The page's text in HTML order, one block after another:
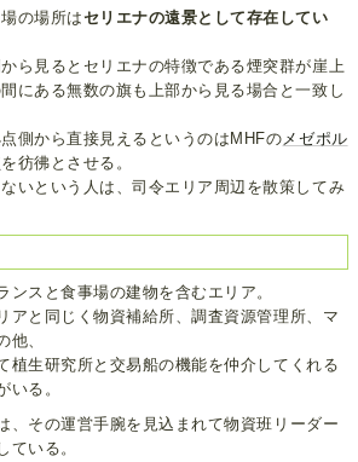
の場所はセリエナの遠景として存在してい
ら見るとセリエナの特徴である煙突群が崖上
にある無数の旗も上部から見る場合と一致し
側から直接見えるというのはMHFの メゼポル
を彷彿とさせる。
いという人は、司令エリア周辺を散策してみ
ンスと食事場の建物を含むエリア。
アと同じく物資補給所、調査資源管理所、マ
他、
植生研究所と交易船の機能を仲介してくれる
いる。
、その運営手腕を見込まれて物資班リーダー
ている。